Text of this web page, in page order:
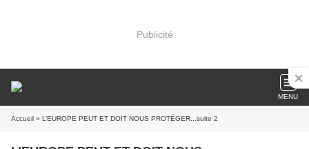
Publicité
MENU
Accueil » L’EUROPE PEUT ET DOIT NOUS PROTÉGER...suite 2